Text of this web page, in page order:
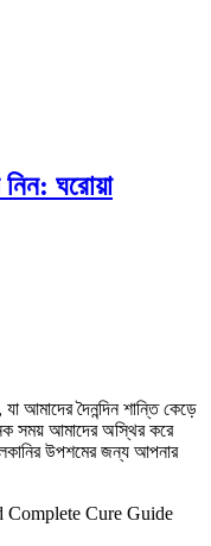
ঘরোয়া
আমাদের দৈনন্দিন শান্তি কেড়ে
সময় আমাদের অস্থির করে
উপশমের জন্য আপনার